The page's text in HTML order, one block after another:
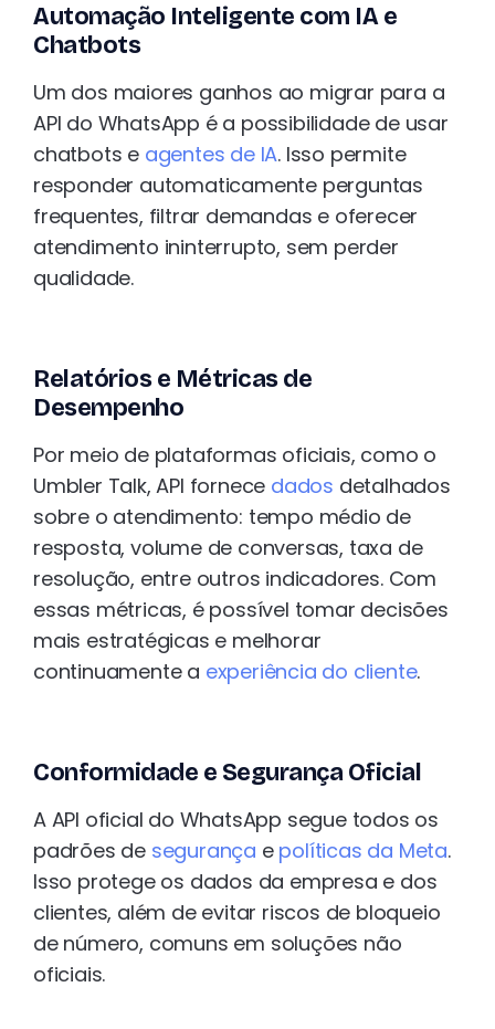
Automação Inteligente com IA e
Chatbots
Um dos maiores ganhos ao migrar para a
API do WhatsApp é a possibilidade de usar
chatbots e agentes de IA. Isso permite
responder automaticamente perguntas
frequentes, filtrar demandas e oferecer
atendimento ininterrupto, sem perder
qualidade.
Relatórios e Métricas de
Desempenho
Por meio de plataformas oficiais, como o
Umbler Talk, API fornece dados detalhados
sobre o atendimento: tempo médio de
resposta, volume de conversas, taxa de
resolução, entre outros indicadores. Com
essas métricas, é possível tomar decisões
mais estratégicas e melhorar
continuamente a experiência do cliente.
Conformidade e Segurança Oficial
A API oficial do WhatsApp segue todos os
padrões de segurança e políticas da Meta.
Isso protege os dados da empresa e dos
clientes, além de evitar riscos de bloqueio
de número, comuns em soluções não
oficiais.